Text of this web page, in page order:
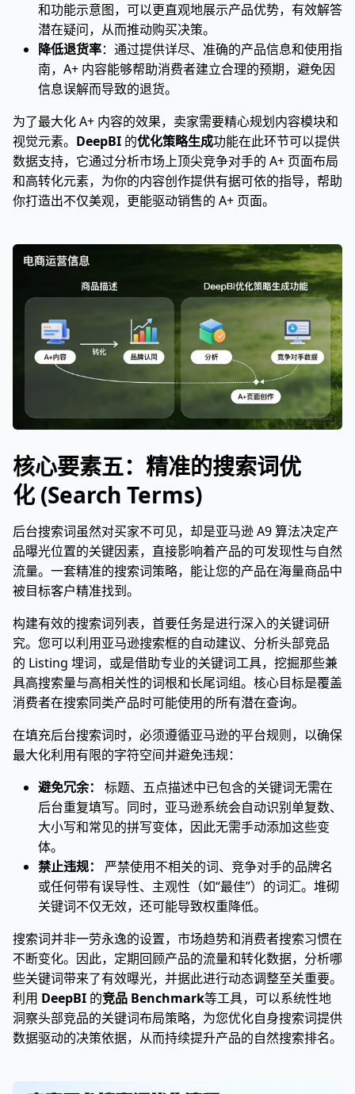
和功能示意图，可以更直观地展示产品优势，有效解答
潜在疑问，从而推动购买决策。
降低退货率：通过提供详尽、准确的产品信息和使用指
南，A+ 内容能够帮助消费者建立合理的预期，避免因
信息误解而导致的退货。
为了最大化 A+ 内容的效果，卖家需要精心规划内容模块和
视觉元素。 DeepBI 的优化策略生成功能在此环节可以提供
数据支持，它通过分析市场上顶尖竞争对手的 A+ 页面布局
和高转化元素，为你的内容创作提供有据可依的指导，帮助
你打造出不仅美观，更能驱动销售的 A+ 页面。
核心要素五：精准的搜索词优
化 (Search Terms)
后台搜索词虽然对买家不可见，却是亚马逊 A9 算法决定产
品曝光位置的关键因素，直接影响着产品的可发现性与自然
流量。一套精准的搜索词策略，能让您的产品在海量商品中
被目标客户精准找到。
构建有效的搜索词列表，首要任务是进行深入的关键词研
究。您可以利用亚马逊搜索框的自动建议、分析头部竞品
的 Listing 埋词，或是借助专业的关键词工具，挖掘那些兼
具高搜索量与高相关性的词根和长尾词组。核心目标是覆盖
消费者在搜索同类产品时可能使用的所有潜在查询。
在填充后台搜索词时，必须遵循亚马逊的平台规则，以确保
最大化利用有限的字符空间并避免违规：
避免冗余：
标题、五点描述中已包含的关键词无需在
后台重复填写。同时，亚马逊系统会自动识别单复数、
大小写和常见的拼写变体，因此无需手动添加这些变
体。
禁止违规：
严禁使用不相关的词、竞争对手的品牌名
或任何带有误导性、主观性（如“最佳”）的词汇。堆砌
关键词不仅无效，还可能导致权重降低。
搜索词并非一劳永逸的设置，市场趋势和消费者搜索习惯在
不断变化。因此，定期回顾产品的流量和转化数据，分析哪
些关键词带来了有效曝光，并据此进行动态调整至关重要。
利用 DeepBI 的竞品 Benchmark等工具，可以系统性地
洞察头部竞品的关键词布局策略，为您优化自身搜索词提供
数据驱动的决策依据，从而持续提升产品的自然搜索排名。